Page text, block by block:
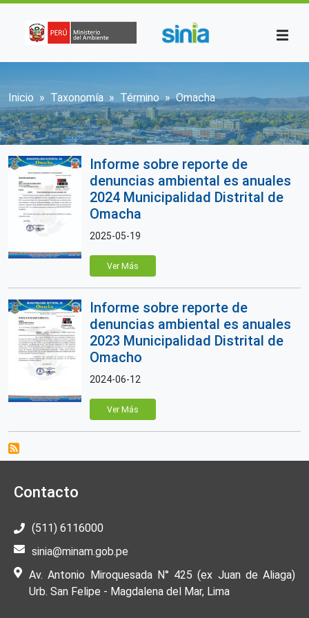
Sobrescribir enlaces de ayuda a la
Inicio Taxonomía Término Omacha
Informe sobre reporte de
denuncias ambiental es anuales
2024 Municipalidad Distrital de
Omacha
2025-05-19
Ver Más
Informe sobre reporte de
denuncias ambiental es anuales
2023 Municipalidad Distrital de
Omacho
2024-06-12
Ver Más
Contacto
(511) 6116000
sinia@minam.gob.pe
Av. Antonio Miroquesada N° 425 (ex Juan de Aliaga)
Urb. San Felipe - Magdalena del Mar, Lima